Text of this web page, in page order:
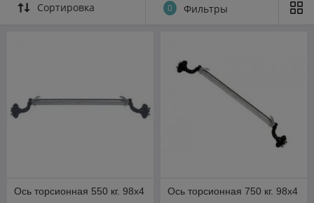
Сортировка 0 Фильтры
Ось торсионная 550 кг. 98x4
Ось торсионная 750 кг. 98x4